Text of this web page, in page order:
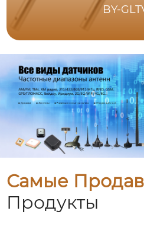
BY-
Самые
Продукты